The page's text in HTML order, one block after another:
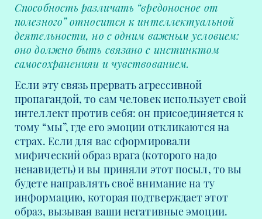
Способность различать “вредоносное от
полезного” относится к интеллектуальной
деятельности, но с одним важным условием:
оно должно быть связано с инстинктом
самосохраненияи и чувствованием.
Если эту связь прервать агрессивной
пропагандой, то сам человек использует свой
интеллект против себя: он присоединяется к
тому “мы”, где его эмоции откликаются на
страх. Если для вас сформировали
мифический образ врага (которого надо
ненавидеть) и вы приняли этот посыл, то вы
будете направлять своё внимание на ту
информацию, которая подтверждает этот
образ, вызывая ваши негативные эмоции.